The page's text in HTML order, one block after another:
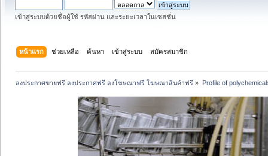
เข้าสู่ระบบด้วยชื่อผู้ใช้ รหัสผ่าน และระยะเวลาในเซสชั่น
หน้าแรก ช่วยเหลือ ค้นหา เข้าสู่ระบบ สมัครสมาชิก
ลงประกาศขายฟรี ลงประกาศฟรี ลงโฆษณาฟรี โฆษณาสินค้าฟรี » Profile of